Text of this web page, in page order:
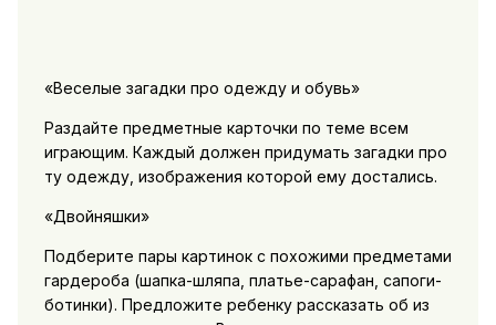
«Веселые загадки про одежду и обувь»
Раздайте предметные карточки по теме всем
играющим. Каждый должен придумать загадки про
ту одежду, изображения которой ему достались.
«Двойняшки»
Подберите пары картинок с похожими предметами
гардероба (шапка-шляпа, платье-сарафан, сапоги-
ботинки). Предложите ребенку рассказать об из